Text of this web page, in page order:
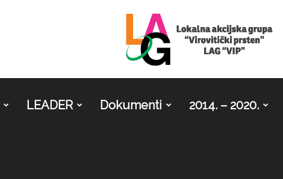
LAG
LEADER Dokumenti 2014. – 2020.